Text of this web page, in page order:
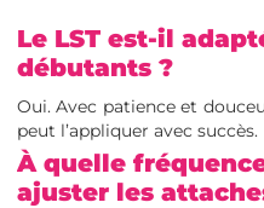
Le LST est-il
débutants ?
Oui. Avec patience et
peut l’appliquer avec succès.
À quelle
ajuster les